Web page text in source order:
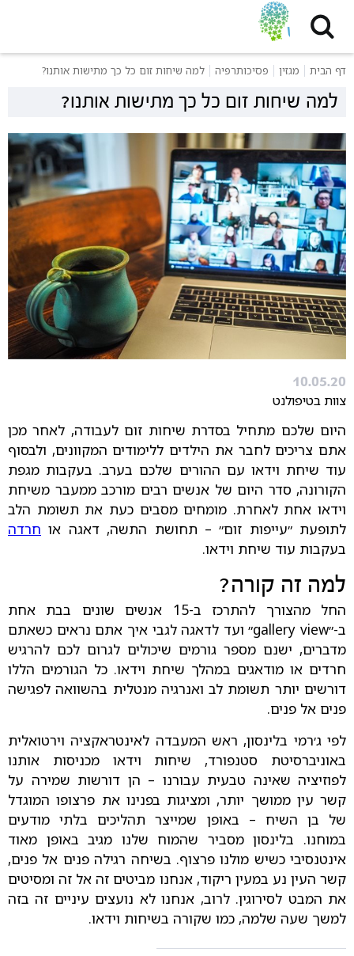
דף הבית מגזין פסיכותרפיה למה שיחות זום כל כך מתישות אותנו?
למה שיחות זום כל כך מתישות אותנו?
10.05.20
צוות בטיפולנט
היום שלכם מתחיל בסדרת שיחות זום לעבודה, לאחר מכן
אתם צריכים לחבר את הילדים ללימודים המקוונים, ולבסוף
עוד שיחת וידאו עם ההורים שלכם בערב. בעקבות מגפת
הקורונה, סדר היום של אנשים רבים מורכב ממעבר משיחת
וידאו אחת לאחרת. מומחים מסבים כעת את תשומת הלב
לתופעת ״עייפות זום״ – תחושת התשה, דאגה או חרדה
בעקבות עוד שיחת וידאו.
למה זה קורה?
החל מהצורך להתרכז ב-15 אנשים שונים בבת אחת
ב-״gallery view״ ועד לדאגה לגבי איך אתם נראים כשאתם
מדברים, ישנם מספר גורמים שיכולים לגרום לכם להרגיש
חרדים או מודאגים במהלך שיחת וידאו. כל הגורמים הללו
דורשים יותר תשומת לב ואנרגיה מנטלית בהשוואה לפגישה
פנים אל פנים.
לפי ג׳רמי בלינסון, ראש המעבדה לאינטראקציה וירטואלית
באוניברסיטת סטנפורד, שיחות וידאו מכניסות אותנו
לפוזיציה שאינה טבעית עבורנו – הן דורשות שמירה על
קשר עין ממושך יותר, ומציגות בפנינו את פרצופו המוגדל
של בן השיח – באופן שמייצר תהליכים בלתי מודעים
במוחנו. בלינסון מסביר שהמוח שלנו מגיב באופן מאוד
אינטנסיבי כשיש מולנו פרצוף. בשיחה רגילה פנים אל פנים,
קשר העין נע במעין ריקוד, אנחנו מביטים זה אל זה ומסיטים
את המבט לסירוגין. לרוב, אנחנו לא נועצים עיניים זה בזה
למשך שעה שלמה, כמו שקורה בשיחות וידאו.